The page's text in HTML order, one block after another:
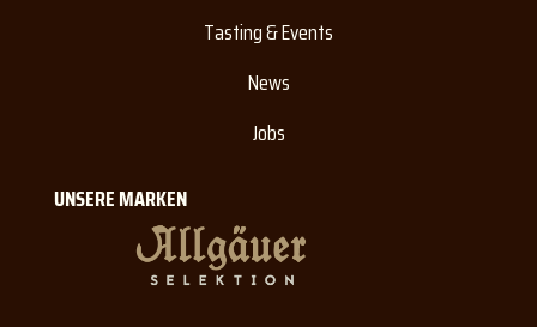
Tasting & Events
News
Jobs
UNSERE MARKEN